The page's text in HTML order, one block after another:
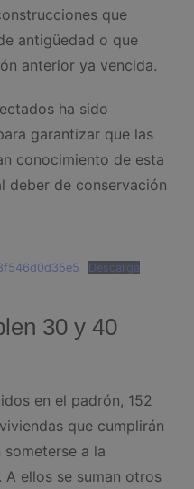
que
antigüedad o que
anterior ya vencida.
ha sido
garantizar que las
conocimiento de esta
deber de conservación
Descarga
30 y 40
en el padrón, 152
que cumplirán
a la
ellos se suman otros